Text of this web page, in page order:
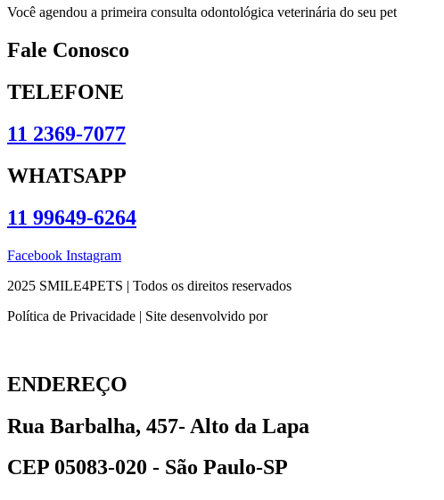
Você agendou a primeira consulta odontológica veterinária do seu pet
Fale Conosco
TELEFONE
11 2369-7077
WHATSAPP
11 99649-6264
Facebook Instagram
2025 SMILE4PETS | Todos os direitos reservados
Política de Privacidade | Site desenvolvido por
ENDEREÇO
Rua Barbalha, 457- Alto da Lapa
CEP 05083-020 - São Paulo-SP